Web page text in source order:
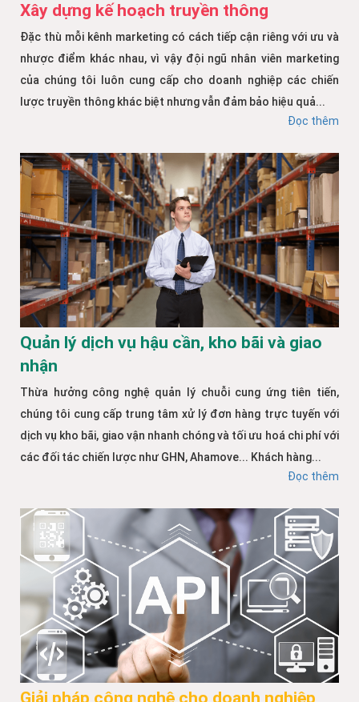
Xây dựng kế hoạch truyền thông
Đặc thù mỗi kênh marketing có cách tiếp cận riêng với ưu và
nhược điểm khác nhau, vì vậy đội ngũ nhân viên marketing
của chúng tôi luôn cung cấp cho doanh nghiệp các chiến
lược truyền thông khác biệt nhưng vẫn đảm bảo hiệu quả...
Đọc thêm
Quản lý dịch vụ hậu cần, kho bãi và giao
nhận
Thừa hưởng công nghệ quản lý chuỗi cung ứng tiên tiến,
chúng tôi cung cấp trung tâm xử lý đơn hàng trực tuyến với
dịch vụ kho bãi, giao vận nhanh chóng và tối ưu hoá chi phí với
các đối tác chiến lược như GHN, Ahamove... Khách hàng...
Đọc thêm
Giải pháp công nghệ cho doanh nghiệp